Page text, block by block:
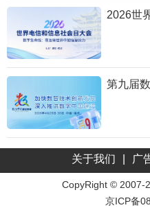
2026世
第九届
关于我们 广
CopyRight © 2007-
京ICP备